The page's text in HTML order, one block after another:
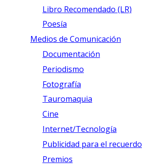
Libro Recomendado (LR)
Poesía
Medios de Comunicación
Documentación
Periodismo
Fotografía
Tauromaquia
Cine
Internet/Tecnología
Publicidad para el recuerdo
Premios